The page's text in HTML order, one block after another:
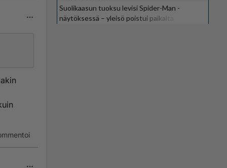
Suolikaasun tuoksu levisi Spider-Man -
näytöksessä – yleisö poistui paikalta